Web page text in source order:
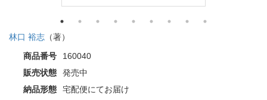
林口 裕志 （著）
商品番号
160040
販売状態
発売中
納品形態
宅配便にてお届け